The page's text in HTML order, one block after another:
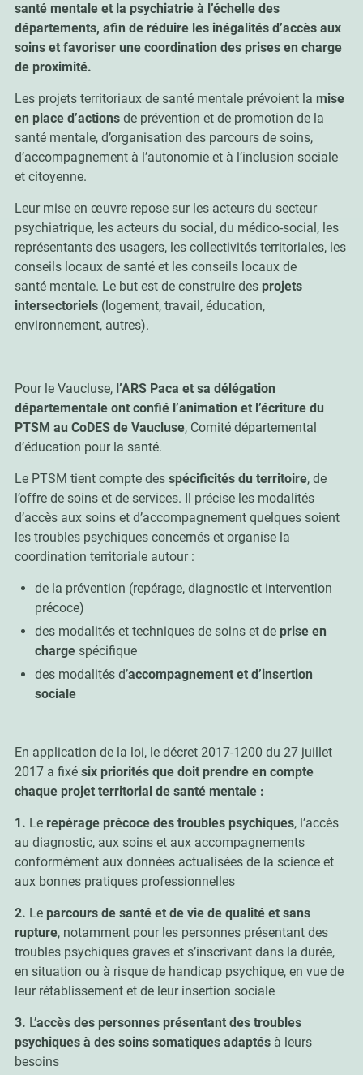
santé mentale et la psychiatrie à l’échelle des
départements, afin de réduire les inégalités d’accès aux
soins et favoriser une coordination des prises en charge
de proximité.
Les projets territoriaux de santé mentale prévoient la mise
en place d’actions de prévention et de promotion de la
santé mentale, d’organisation des parcours de soins,
d’accompagnement à l’autonomie et à l’inclusion sociale
et citoyenne.
Leur mise en œuvre repose sur les acteurs du secteur
psychiatrique, les acteurs du social, du médico-social, les
représentants des usagers, les collectivités territoriales, les
conseils locaux de santé et les conseils locaux de
santé mentale. Le but est de construire des projets
intersectoriels(logement, travail, éducation,
environnement, autres).
Pour le Vaucluse, l’ARS Paca et sa délégation
départementale ont confié l’animation et l’écriture du
PTSM au CoDES de Vaucluse, Comité départemental
d’éducation pour la santé.
Le PTSM tient compte des spécificités du territoire, de
l’offre de soins et de services. Il précise les modalités
d’accès aux soins et d’accompagnement quelques soient
les troubles psychiques concernés et organise la
coordination territoriale autour :
de la prévention (repérage, diagnostic et intervention
précoce)
des modalités et techniques de soins et de prise en
charge spécifique
des modalités d’accompagnement et d’insertion
sociale
En application de la loi, le décret 2017-1200 du 27 juillet
2017 a fixé six priorités que doit prendre en compte
chaque projet territorial de santé mentale :
1. Lerepérage précoce des troubles psychiques, l’accès
au diagnostic, aux soins et aux accompagnements
conformément aux données actualisées de la science et
aux bonnes pratiques professionnelles
2. Leparcours de santé et de vie de qualité et sans
rupture, notamment pour les personnes présentant des
troubles psychiques graves et s’inscrivant dans la durée,
en situation ou à risque de handicap psychique, en vue de
leur rétablissement et de leur insertion sociale
3. L’accès des personnes présentant des troubles
psychiques à des soins somatiques adaptésà leurs
besoins